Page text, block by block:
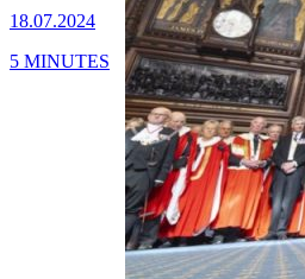
18.07.2024
5 MINUTES